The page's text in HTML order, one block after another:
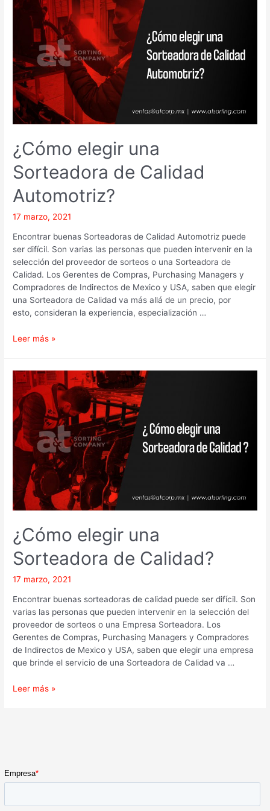
¿Cómo elegir una
Sorteadora de Calidad
Automotriz?
17 marzo, 2021
Encontrar buenas Sorteadoras de Calidad Automotriz puede
ser difícil. Son varias las personas que pueden intervenir en la
selección del proveedor de sorteos o una Sorteadora de
Calidad. Los Gerentes de Compras, Purchasing Managers y
Compradores de Indirectos de Mexico y USA, saben que elegir
una Sorteadora de Calidad va más allá de un precio, por
esto, consideran la experiencia, especialización …
elegir
Sorteadora
Calidad
Automotriz?
Leer más »
¿Cómo elegir una
Sorteadora de Calidad?
17 marzo, 2021
Encontrar buenas sorteadoras de calidad puede ser difícil. Son
varias las personas que pueden intervenir en la selección del
proveedor de sorteos o una Empresa Sorteadora. Los
Gerentes de Compras, Purchasing Managers y Compradores
de Indirectos de Mexico y USA, saben que elegir una empresa
que brinde el servicio de una Sorteadora de Calidad va …
¿Cómo
elegir
una
Sorteadora
de
Calidad?
Leer más »